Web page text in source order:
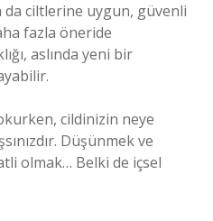
da ciltlerine uygun, güvenli
fazla öneride
aslında yeni bir
cildinizin neye
Düşünmek ve
olmak… Belki de içsel